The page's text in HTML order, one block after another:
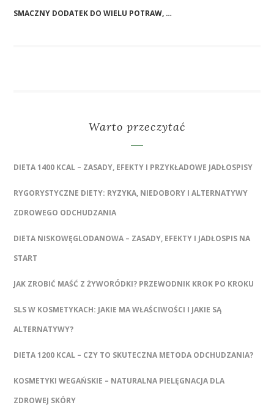
SMACZNY DODATEK DO WIELU POTRAW, …
Warto przeczytać
DIETA 1400 KCAL – ZASADY, EFEKTY I PRZYKŁADOWE JADŁOSPISY
RYGORYSTYCZNE DIETY: RYZYKA, NIEDOBORY I ALTERNATYWY
ZDROWEGO ODCHUDZANIA
DIETA NISKOWĘGLODANOWA – ZASADY, EFEKTY I JADŁOSPIS NA
START
JAK ZROBIĆ MAŚĆ Z ŻYWORÓDKI? PRZEWODNIK KROK PO KROKU
SLS W KOSMETYKACH: JAKIE MA WŁAŚCIWOŚCI I JAKIE SĄ
ALTERNATYWY?
DIETA 1200 KCAL – CZY TO SKUTECZNA METODA ODCHUDZANIA?
KOSMETYKI WEGAŃSKIE – NATURALNA PIELĘGNACJA DLA
ZDROWEJ SKÓRY